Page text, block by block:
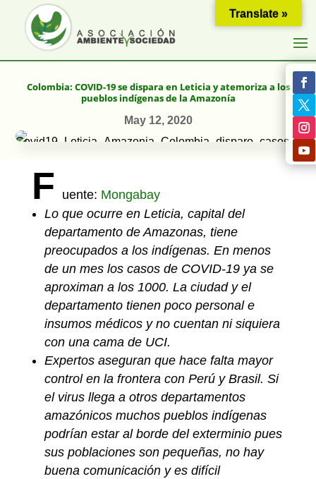
Colombia: COVID-19 se dispara en Leticia y atemoriza a los
pueblos indígenas de la Amazonía
May 12, 2020
F uente: Mongabay
Lo que ocurre en Leticia, capital del
departamento de Amazonas, tiene
preocupados a los indígenas. En menos
de un mes los casos de COVID-19 ya se
aproximan a los 1000. La ciudad y el
departamento tienen poco personal e
insumos médicos y no cuentan ni siquiera
con una cama de UCI.
Expertos aseguran que hace falta mayor
control en la frontera con Perú y Brasil. Si
el virus llega a otros departamentos
amazónicos muchos pueblos indígenas
podrían estar al borde del exterminio pues
sus poblaciones son pequeñas, no hay
buena comunicación y es difícil
Translate »